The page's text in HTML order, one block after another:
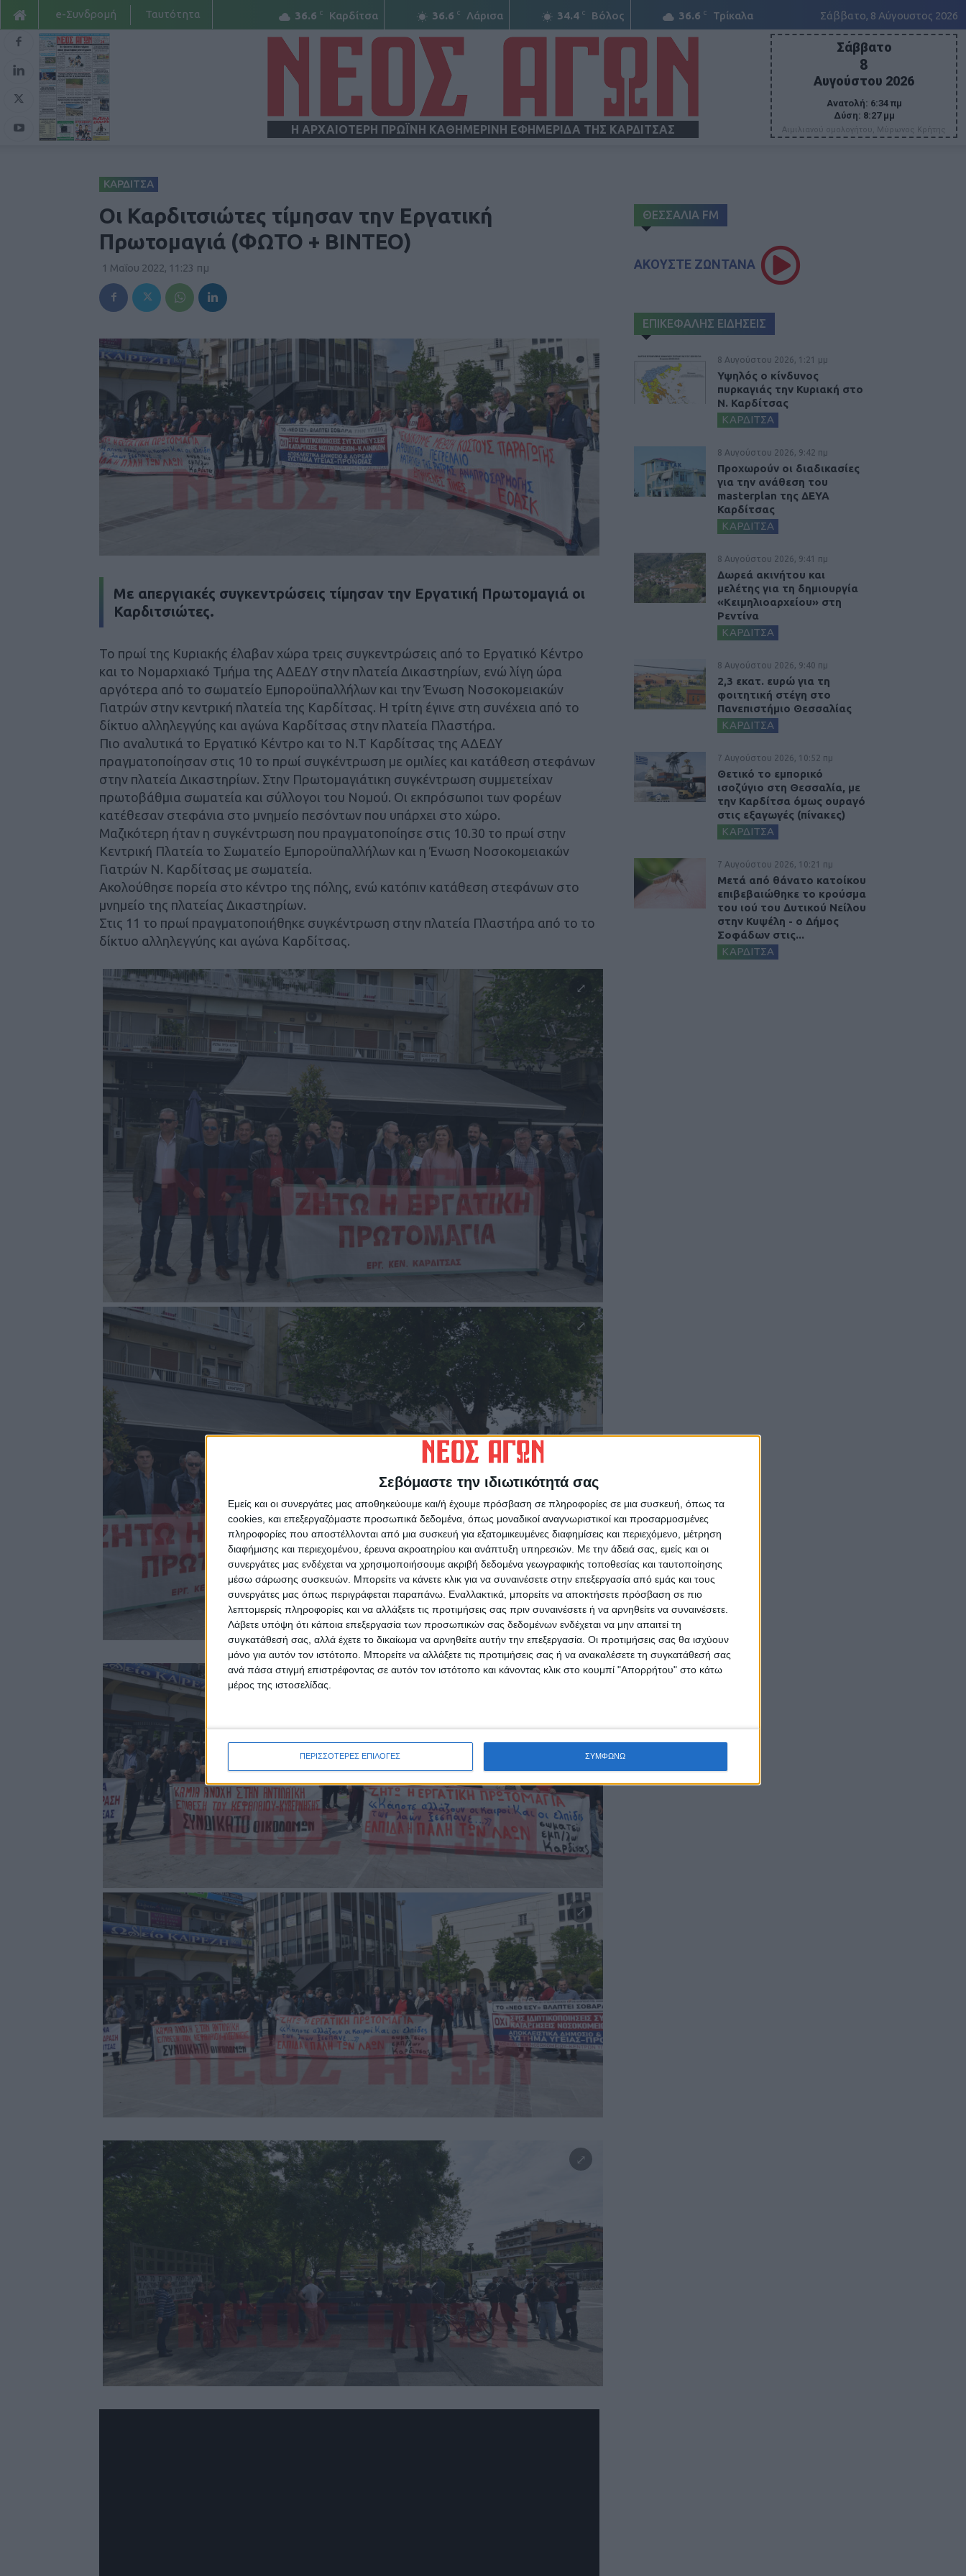
Σεβόμαστε την ιδιωτικότητά σας
Εμείς και οι συνεργάτες μας αποθηκεύουμε και/ή έχουμε πρόσβαση σε πληροφορίες σε μια συσκευή, όπως τα
cookies, και επεξεργαζόμαστε προσωπικά δεδομένα, όπως μοναδικοί αναγνωριστικοί και προσαρμοσμένες
πληροφορίες που αποστέλλονται από μια συσκευή για εξατομικευμένες διαφημίσεις και περιεχόμενο, μέτρηση
διαφήμισης και περιεχομένου, έρευνα ακροατηρίου και ανάπτυξη υπηρεσιών. Με την άδειά σας, εμείς και οι
συνεργάτες μας ενδέχεται να χρησιμοποιήσουμε ακριβή δεδομένα γεωγραφικής τοποθεσίας και ταυτοποίησης
μέσω σάρωσης συσκευών. Μπορείτε να κάνετε κλικ για να συναινέσετε στην επεξεργασία από εμάς και τους
συνεργάτες μας όπως περιγράφεται παραπάνω. Εναλλακτικά, μπορείτε να αποκτήσετε πρόσβαση σε πιο
λεπτομερείς πληροφορίες και να αλλάξετε τις προτιμήσεις σας πριν συναινέσετε ή να αρνηθείτε να συναινέσετε.
Λάβετε υπόψη ότι κάποια επεξεργασία των προσωπικών σας δεδομένων ενδέχεται να μην απαιτεί τη
συγκατάθεσή σας, αλλά έχετε το δικαίωμα να αρνηθείτε αυτήν την επεξεργασία. Οι προτιμήσεις σας θα ισχύουν
μόνο για αυτόν τον ιστότοπο. Μπορείτε να αλλάξετε τις προτιμήσεις σας ή να ανακαλέσετε τη συγκατάθεσή σας
ανά πάσα στιγμή επιστρέφοντας σε αυτόν τον ιστότοπο και κάνοντας κλικ στο κουμπί "Απορρήτου" στο κάτω
μέρος της ιστοσελίδας.
ΠΕΡΙΣΣΟΤΕΡΕΣ ΕΠΙΛΟΓΕΣ ΣΥΜΦΩΝΩ
36.6 C Καρδίτσα 36.6 C Λάρισα 34.4 C Βόλος 36.6 C Τρίκαλα Σάββατο, 8 Αύγουστος 2026
e-Συνδρομή Ταυτότητα
Η ΑΡΧΑΙΟΤΕΡΗ ΠΡΩΪΝΗ ΚΑΘΗΜΕΡΙΝΗ ΕΦΗΜΕΡΙΔΑ ΤΗΣ ΚΑΡΔΙΤΣΑΣ
Σάββατο
8
Αυγούστου 2026
Ανατολή: 6:34 πμ
Δύση: 8:27 μμ
Αιμιλιανού ομολογήτου, Μύρωνος Κρήτης
ΚΑΡΔΙΤΣΑ
Οι Καρδιτσιώτες τίμησαν την Εργατική
Πρωτομαγιά (ΦΩΤΟ + ΒΙΝΤΕΟ)
1 Μαΐου 2022, 11:23 πμ
Με απεργιακές συγκεντρώσεις τίμησαν την Εργατική Πρωτομαγιά οι
Καρδιτσιώτες.
Το πρωί της Κυριακής έλαβαν χώρα τρεις συγκεντρώσεις από το Εργατικό Κέντρο
και το Νομαρχιακό Τμήμα της ΑΔΕΔΥ στην πλατεία Δικαστηρίων, ενώ λίγη ώρα
αργότερα από το σωματείο Εμποροϋπαλλήλων και την Ένωση Νοσοκομειακών
Γιατρών στην κεντρική πλατεία της Καρδίτσας. Η τρίτη έγινε στη συνέχεια από το
δίκτυο αλληλεγγύης και αγώνα Καρδίτσας στην πλατεία Πλαστήρα.
Πιο αναλυτικά το Εργατικό Κέντρο και το Ν.Τ Καρδίτσας της ΑΔΕΔΥ
πραγματοποίησαν στις 10 το πρωί συγκέντρωση με ομιλίες και κατάθεση στεφάνων
στην πλατεία Δικαστηρίων. Στην Πρωτομαγιάτικη συγκέντρωση συμμετείχαν
πρωτοβάθμια σωματεία και σύλλογοι του Νομού. Οι εκπρόσωποι των φορέων
κατέθεσαν στεφάνια στο μνημείο πεσόντων που υπάρχει στο χώρο.
Μαζικότερη ήταν η συγκέντρωση που πραγματοποίησε στις 10.30 το πρωί στην
Κεντρική Πλατεία το Σωματείο Εμποροϋπαλλήλων και η Ένωση Νοσοκομειακών
Γιατρών Ν. Καρδίτσας με σωματεία.
Ακολούθησε πορεία στο κέντρο της πόλης, ενώ κατόπιν κατάθεση στεφάνων στο
μνημείο της πλατείας Δικαστηρίων.
Στις 11 το πρωί πραγματοποιήθηκε συγκέντρωση στην πλατεία Πλαστήρα από το το
δίκτυο αλληλεγγύης και αγώνα Καρδίτσας.
ΘΕΣΣΑΛΙΑ FM
ΑΚΟΥΣΤΕ ΖΩΝΤΑΝΑ
ΕΠΙΚΕΦΑΛΗΣ ΕΙΔΗΣΕΙΣ
8 Αυγούστου 2026, 1:21 μμ
Υψηλός ο κίνδυνος
πυρκαγιάς την Κυριακή στο
Ν. Καρδίτσας
ΚΑΡΔΙΤΣΑ
8 Αυγούστου 2026, 9:42 πμ
Προχωρούν οι διαδικασίες
για την ανάθεση του
masterplan της ΔΕΥΑ
Καρδίτσας
ΚΑΡΔΙΤΣΑ
8 Αυγούστου 2026, 9:41 πμ
Δωρεά ακινήτου και
μελέτης για τη δημιουργία
«Κειμηλιοαρχείου» στη
Ρεντίνα
ΚΑΡΔΙΤΣΑ
8 Αυγούστου 2026, 9:40 πμ
2,3 εκατ. ευρώ για τη
φοιτητική στέγη στο
Πανεπιστήμιο Θεσσαλίας
ΚΑΡΔΙΤΣΑ
7 Αυγούστου 2026, 10:52 πμ
Θετικό το εμπορικό
ισοζύγιο στη Θεσσαλία, με
την Καρδίτσα όμως ουραγό
στις εξαγωγές (πίνακες)
ΚΑΡΔΙΤΣΑ
7 Αυγούστου 2026, 10:21 πμ
Μετά από θάνατο κατοίκου
επιβεβαιώθηκε το κρούσμα
του ιού του Δυτικού Νείλου
στην Κυψέλη - ο Δήμος
Σοφάδων στις...
ΚΑΡΔΙΤΣΑ